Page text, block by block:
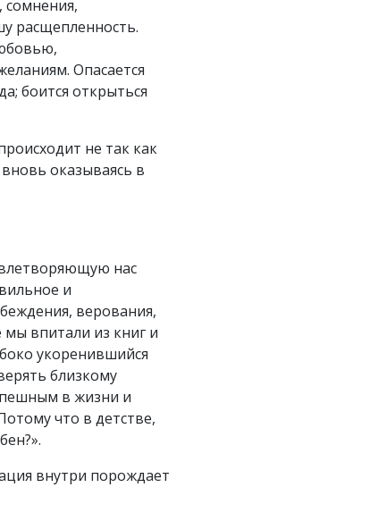
сомнения,
расщепленность.
Опасается
боится открыться
не так как
оказываясь в
нас
и
верования,
впитали из книг и
укоренившийся
близкому
в жизни и
что в детстве,
внутри порождает